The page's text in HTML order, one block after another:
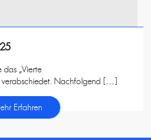
das „Vierte
verabschiedet. Nachfolgend […]
Erfahren